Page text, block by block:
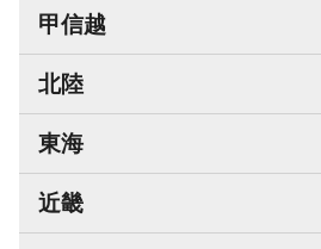
甲信越
北陸
東海
近畿